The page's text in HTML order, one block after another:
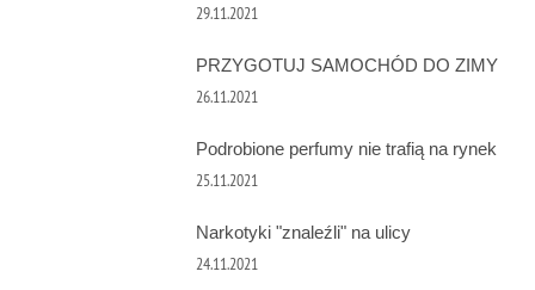
29.11.2021
PRZYGOTUJ SAMOCHÓD DO ZIMY
26.11.2021
Podrobione perfumy nie trafią na rynek
25.11.2021
Narkotyki "znaleźli" na ulicy
24.11.2021